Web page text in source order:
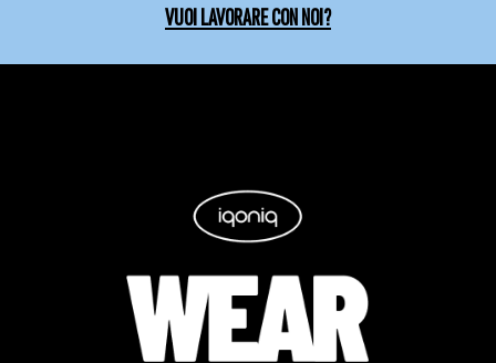
VUOI LAVORARE CON NOI?